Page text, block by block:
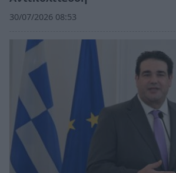
30/07/2026 08:53